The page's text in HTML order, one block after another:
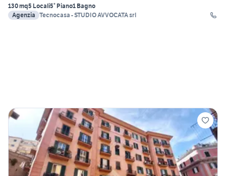
130 mq5 Locali5° Piano1 Bagno
Agenzia Tecnocasa - STUDIO AVVOCATA srl